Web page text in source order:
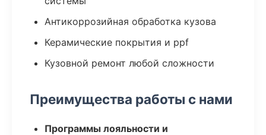
Антикоррозийная обработка кузова
Керамические покрытия и ppf
Кузовной ремонт любой сложности
Преимущества работы с нами
Программы лояльности и